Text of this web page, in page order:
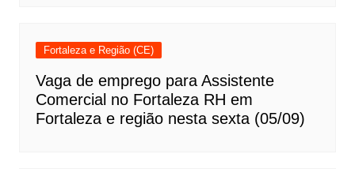
Fortaleza e Região (CE)
Vaga de emprego para Assistente
Comercial no Fortaleza RH em
Fortaleza e região nesta sexta (05/09)